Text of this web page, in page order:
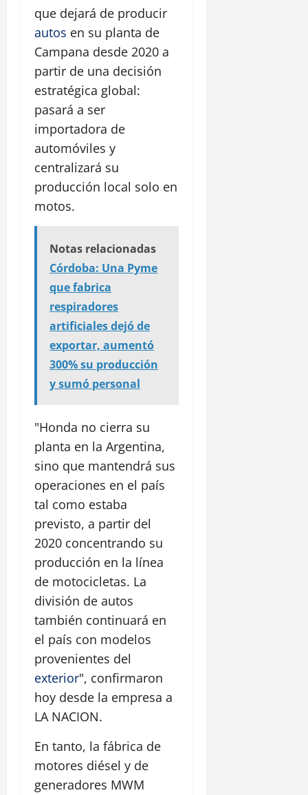
que dejará de producir
autos en su planta de
Campana desde 2020 a
partir de una decisión
estratégica global:
pasará a ser
importadora de
automóviles y
centralizará su
producción local solo en
motos.
Notas relacionadas
Córdoba: Una Pyme
que fabrica
respiradores
artificiales dejó de
exportar, aumentó
300% su producción
y sumó personal
"Honda no cierra su
planta en la Argentina,
sino que mantendrá sus
operaciones en el país
tal como estaba
previsto, a partir del
2020 concentrando su
producción en la línea
de motocicletas. La
división de autos
también continuará en
el país con modelos
provenientes del
exterior", confirmaron
hoy desde la empresa a
LA NACION.
En tanto, la fábrica de
motores diésel y de
generadores MWM